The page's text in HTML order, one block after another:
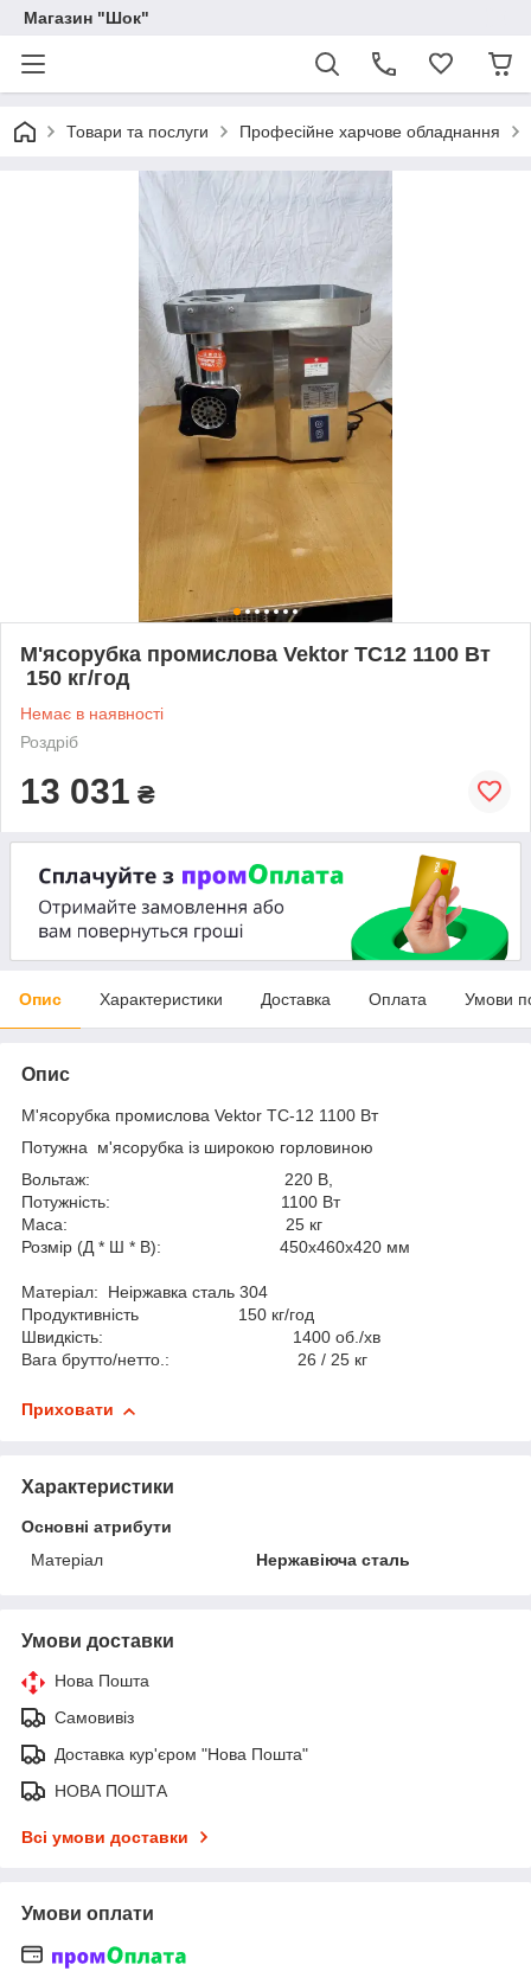
Магазин "Шок"
Товари та послуги Професійне харчове обладнання
М'ясорубка промислова Vektor ТС12 1100 Вт
150 кг/год
Немає в наявності
Роздріб
13 031 ₴
Опис Характеристики Доставка Оплата Умови
Опис
М'ясорубка промислова Vektor ТС-12 1100 Вт
Потужна м'ясорубка із широкою горловиною
Вольтаж: 220 В,
Потужність: 1100 Вт
Маса: 25 кг
Розмір (Д * Ш * В): 450x460x420 мм
Матеріал: Неіржавка сталь 304
Продуктивність 150 кг/год
Швидкість: 1400 об./хв
Вага брутто/нетто.: 26 / 25 кг
Приховати
Характеристики
Основні атрибути
Матеріал
Нержавіюча сталь
Умови доставки
Нова Пошта
Самовивіз
Доставка кур'єром "Нова Пошта"
НОВА ПОШТА
Всі умови доставки
Умови оплати